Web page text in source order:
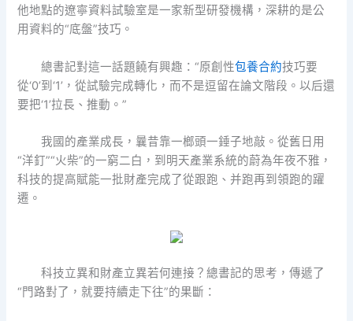
他地點的遼寧資料試驗室是一家新型研發機構，深耕的是公
用資料的“底盤”技巧。
總書記對這一話題饒有興趣：“原創性包養合約技巧要
從‘0’到‘1’，從試驗完成轉化，而不是逗留在論文階段。以后還
要把‘1’拉長、推動。”
我國的產業成長，曩昔靠一榔頭一錘子地敲。從舊日用
“洋釘”“火柴”的一窮二白，到明天產業系統的蔚為年夜不雅，
科技的提高賦能一批財產完成了從跟跑、并跑再到領跑的躍
遷。
科技立異和財產立異若何連接？總書記的思考，傳遞了
“門路對了，就要持續走下往”的果斷：